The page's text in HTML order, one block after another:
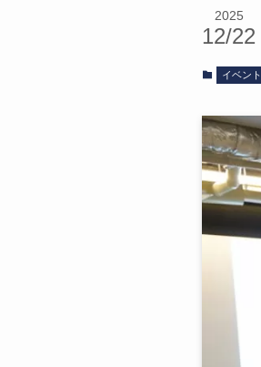
2025
12/22
イベント